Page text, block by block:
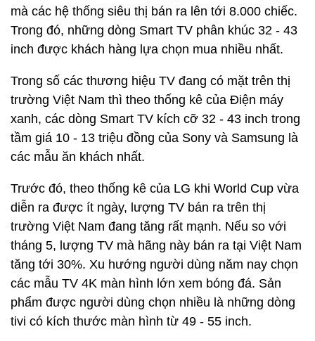
mà các hệ thống siêu thị bán ra lên tới 8.000 chiếc.
Trong đó, những dòng Smart TV phân khúc 32 - 43
inch được khách hàng lựa chọn mua nhiều nhất.
Trong số các thương hiệu TV đang có mặt trên thị
trường Việt Nam thì theo thống kê của Điện máy
xanh, các dòng Smart TV kích cỡ 32 - 43 inch trong
tầm giá 10 - 13 triệu đồng của Sony và Samsung là
các mẫu ăn khách nhất.
Trước đó, theo thống kê của LG khi World Cup vừa
diễn ra được ít ngày, lượng TV bán ra trên thị
trường Việt Nam đang tăng rất mạnh. Nếu so với
tháng 5, lượng TV mà hãng này bán ra tại Việt Nam
tăng tới 30%. Xu hướng người dùng năm nay chọn
các mẫu TV 4K màn hình lớn xem bóng đá. Sản
phẩm được người dùng chọn nhiều là những dòng
tivi có kích thước màn hình từ 49 - 55 inch.